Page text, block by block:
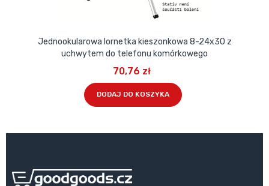
Jednookularowa lornetka kieszonkowa 8-24x30 z
uchwytem do telefonu komórkowego
70,76 zł
DODAJ DO KOSZYKA